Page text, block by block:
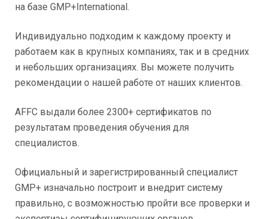
на базе GMP+International.
Индивидуально подходим к каждому проекту и
работаем как в крупных компаниях, так и в средних
и небольших организациях. Вы можете получить
рекомендации о нашей работе от наших клиентов.
AFFC выдали более 2300+ сертификатов по
результатам проведения обучения для
специалистов.
Официальный и зарегистрированный специалист
GMP+ изначально построит и внедрит систему
правильно, с возможностью пройти все проверки и